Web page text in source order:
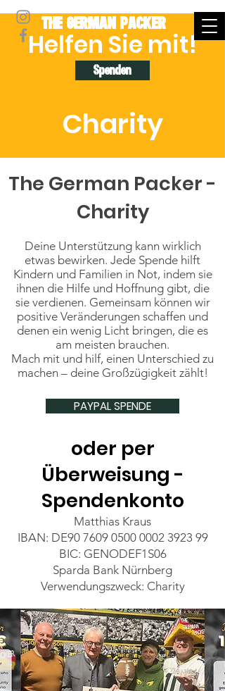
THE GERMAN PACKER
Spenden
Helfen Sie mit!
Charity
The German Packer -
Charity
Deine Unterstützung kann wirklich
etwas bewirken. Jede Spende hilft
Kindern und Familien in Not, indem sie
ihnen die Hilfe und Hoffnung gibt, die
sie verdienen. Gemeinsam können wir
positive Veränderungen schaffen und
denen ein wenig Licht bringen, die es
am meisten brauchen.
Mach mit und hilf, einen Unterschied zu
machen – deine Großzügigkeit zählt!
PAYPAL SPENDE
oder per
Überweisung -
Spendenkonto
Matthias Kraus
IBAN: DE90 7609 0500 0002 3923 99
BIC: GENODEF1S06
Sparda Bank Nürnberg
Verwendungszweck: Charity